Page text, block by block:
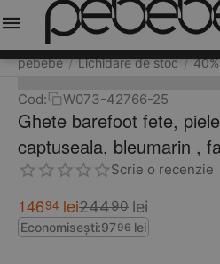
pebebe / Lichidare de stoc /
Cod: W073-42766-25
Ghete barefoot fete,
captuseala, bleumarin ,
Scrie o recenzie
14694 lei24490 lei
Economisești:9796 lei
Meniu Caută Cos